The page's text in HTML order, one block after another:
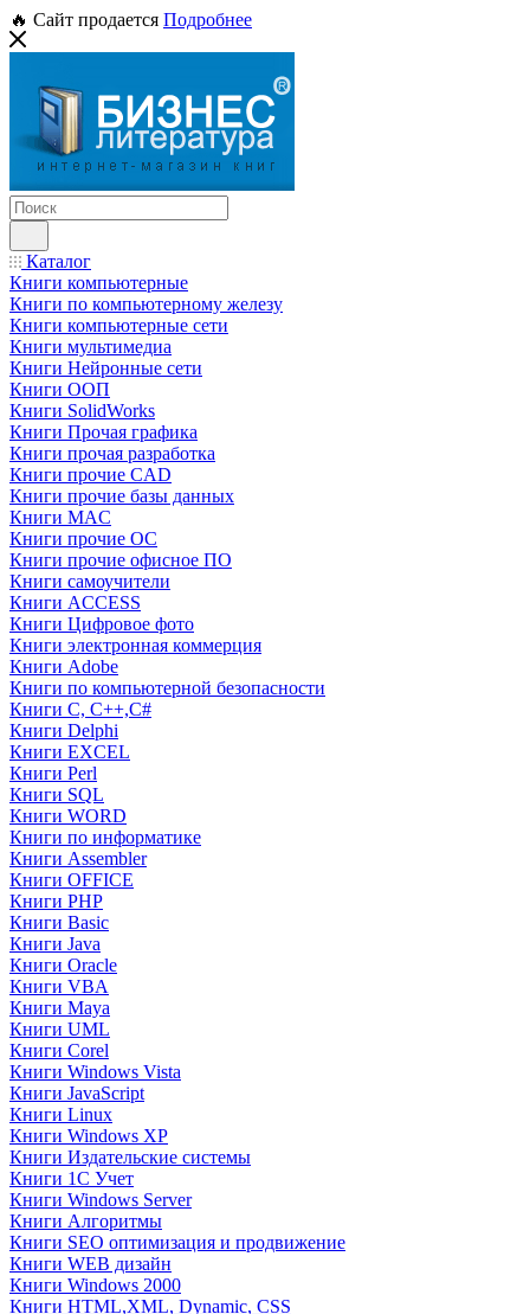
🔥 Сайт продается Подробнее
Каталог
Книги компьютерные
Книги по компьютерному железу
Книги компьютерные сети
Книги мультимедиа
Книги Нейронные сети
Книги ООП
Книги SolidWorks
Книги Прочая графика
Книги прочая разработка
Книги прочие CAD
Книги прочие базы данных
Книги MAC
Книги прочие ОС
Книги прочие офисное ПО
Книги самоучители
Книги ACCESS
Книги Цифровое фото
Книги электронная коммерция
Книги Adobe
Книги по компьютерной безопасности
Книги C, C++,С#
Книги Delphi
Книги EXCEL
Книги Perl
Книги SQL
Книги WORD
Книги по информатике
Книги Assembler
Книги OFFICE
Книги PHP
Книги Basic
Книги Java
Книги Oracle
Книги VBA
Книги Maya
Книги UML
Книги Corel
Книги Windows Vista
Книги JavaScript
Книги Linux
Книги Windows XP
Книги Издательские системы
Книги 1C Учет
Книги Windows Server
Книги Алгоритмы
Книги SEO оптимизация и продвижение
Книги WEB дизайн
Книги Windows 2000
Книги HTML,XML, Dynamic, CSS